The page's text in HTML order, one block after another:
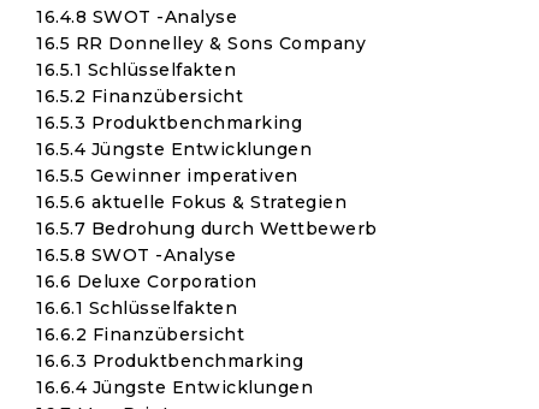
16.4.8 SWOT -Analyse
16.5 RR Donnelley & Sons Company
16.5.1 Schlüsselfakten
16.5.2 Finanzübersicht
16.5.3 Produktbenchmarking
16.5.4 Jüngste Entwicklungen
16.5.5 Gewinner imperativen
16.5.6 aktuelle Fokus & Strategien
16.5.7 Bedrohung durch Wettbewerb
16.5.8 SWOT -Analyse
16.6 Deluxe Corporation
16.6.1 Schlüsselfakten
16.6.2 Finanzübersicht
16.6.3 Produktbenchmarking
16.6.4 Jüngste Entwicklungen